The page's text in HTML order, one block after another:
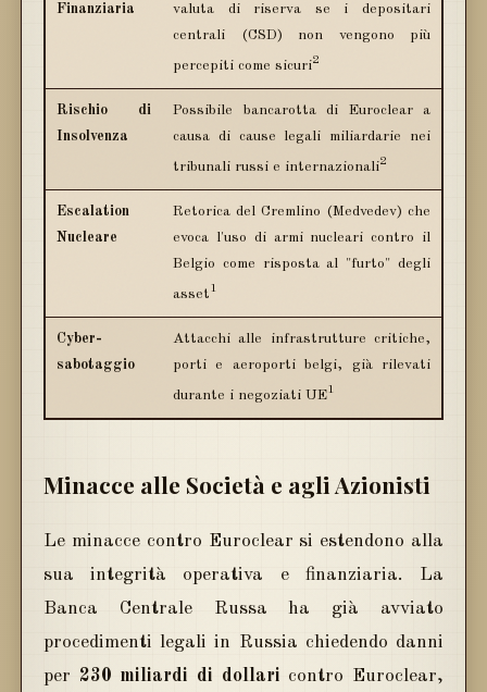
Finanziaria
valuta di riserva se i depositari
centrali (CSD) non vengono più
percepiti come sicuri2
Rischio di
Insolvenza
Possibile bancarotta di Euroclear a
causa di cause legali miliardarie nei
tribunali russi e internazionali2
Escalation
Nucleare
Retorica del Cremlino (Medvedev) che
evoca l'uso di armi nucleari contro il
Belgio come risposta al "furto" degli
asset1
Cyber-
sabotaggio
Attacchi alle infrastrutture critiche,
porti e aeroporti belgi, già rilevati
durante i negoziati UE1
Minacce alle Società e agli Azionisti
Le minacce contro Euroclear si estendono alla
sua integrità operativa e finanziaria. La
Banca Centrale Russa ha già avviato
procedimenti legali in Russia chiedendo danni
per 230 miliardi di dollari contro Euroclear,